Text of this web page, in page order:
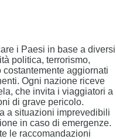
i Paesi in base a diversi
politica, terrorismo,
aggiornati
Ogni nazione riceve
che invita i viaggiatori a
di grave pericolo.
a situazioni imprevedibili
in caso di emergenze.
le raccomandazioni